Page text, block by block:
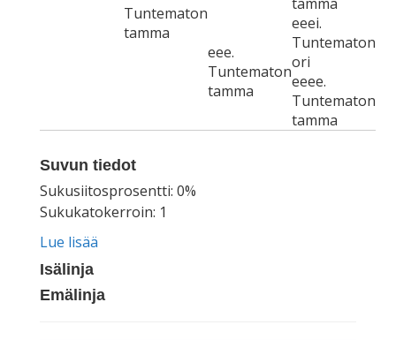
Tuntematon
tamma
eee.
Tuntematon
tamma
eeei.
Tuntematon
ori
eeee.
Tuntematon
tamma
Suvun tiedot
Sukusiitosprosentti: 0%
Sukukatokerroin: 1
Lue lisää
Isälinja
Emälinja